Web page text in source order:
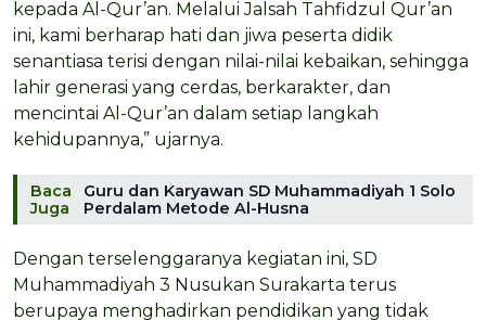
kepada Al-Qur’an. Melalui Jalsah Tahfidzul Qur’an
ini, kami berharap hati dan jiwa peserta didik
senantiasa terisi dengan nilai-nilai kebaikan, sehingga
lahir generasi yang cerdas, berkarakter, dan
mencintai Al-Qur’an dalam setiap langkah
kehidupannya,” ujarnya.
Baca
Juga
Guru dan Karyawan SD Muhammadiyah 1 Solo
Perdalam Metode Al-Husna
Dengan terselenggaranya kegiatan ini, SD
Muhammadiyah 3 Nusukan Surakarta terus
berupaya menghadirkan pendidikan yang tidak